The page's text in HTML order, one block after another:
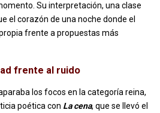
Su interpretación, una clase
el corazón de una noche donde el
frente a propuestas más
frente al ruido
los focos en la categoría reina,
poética con La cena, que se llevó el